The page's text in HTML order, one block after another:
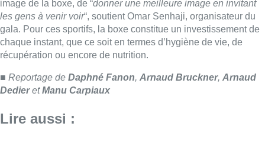
plus important”: Mark van Bommel
dévoile sa philosophie pour les
Diables rouges